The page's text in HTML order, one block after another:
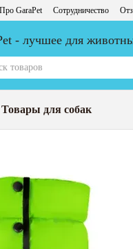
Про GaraPet Сотрудничество
- лучшее для
Товары для собак